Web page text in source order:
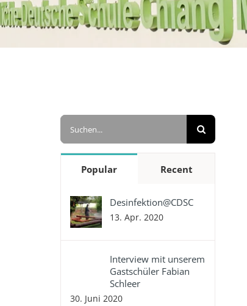
Suche
Popular Recent
Desinfektion@CDSC
13. Apr. 2020
Interview mit unserem
Gastschüler Fabian
Schleer
30. Juni 2020